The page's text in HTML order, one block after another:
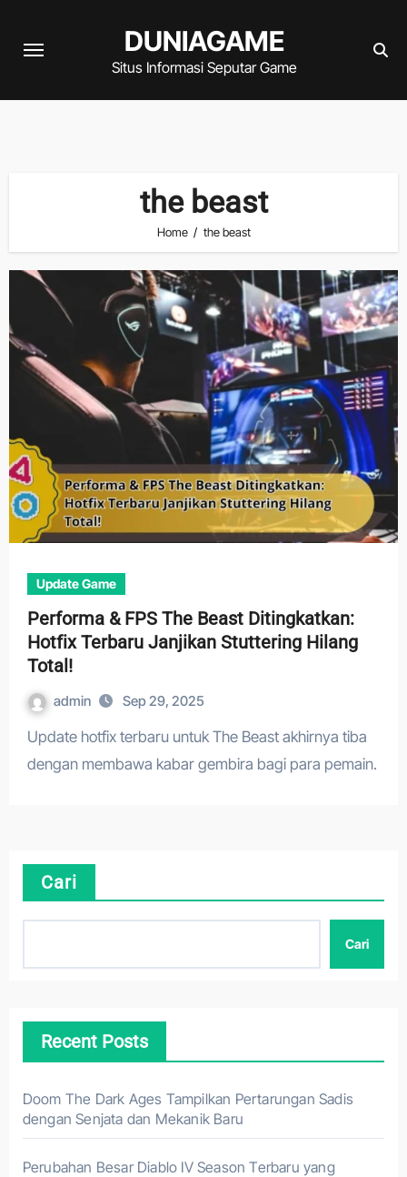
DUNIAGAME
Situs Informasi Seputar Game
the beast
Home the beast
Update Game
Performa & FPS The Beast Ditingkatkan:
Hotfix Terbaru Janjikan Stuttering Hilang
Total!
admin Sep 29, 2025
Update hotfix terbaru untuk The Beast akhirnya tiba
dengan membawa kabar gembira bagi para pemain.
Cari
Cari
Recent Posts
Doom The Dark Ages Tampilkan Pertarungan Sadis
dengan Senjata dan Mekanik Baru
Perubahan Besar Diablo IV Season Terbaru yang